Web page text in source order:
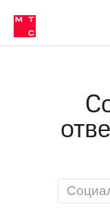
Медиа-центр
и акционерам
Устойчивое развитие
Комплаенс и деловая
компании
Карьера
в МТС
История
региона
в МТС
Пресс-
релизы